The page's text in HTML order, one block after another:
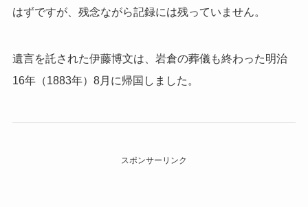
はずですが、残念ながら記録には残っていません。
遺言を託された伊藤博文は、岩倉の葬儀も終わった明治
16年（1883年）8月に帰国しました。
スポンサーリンク